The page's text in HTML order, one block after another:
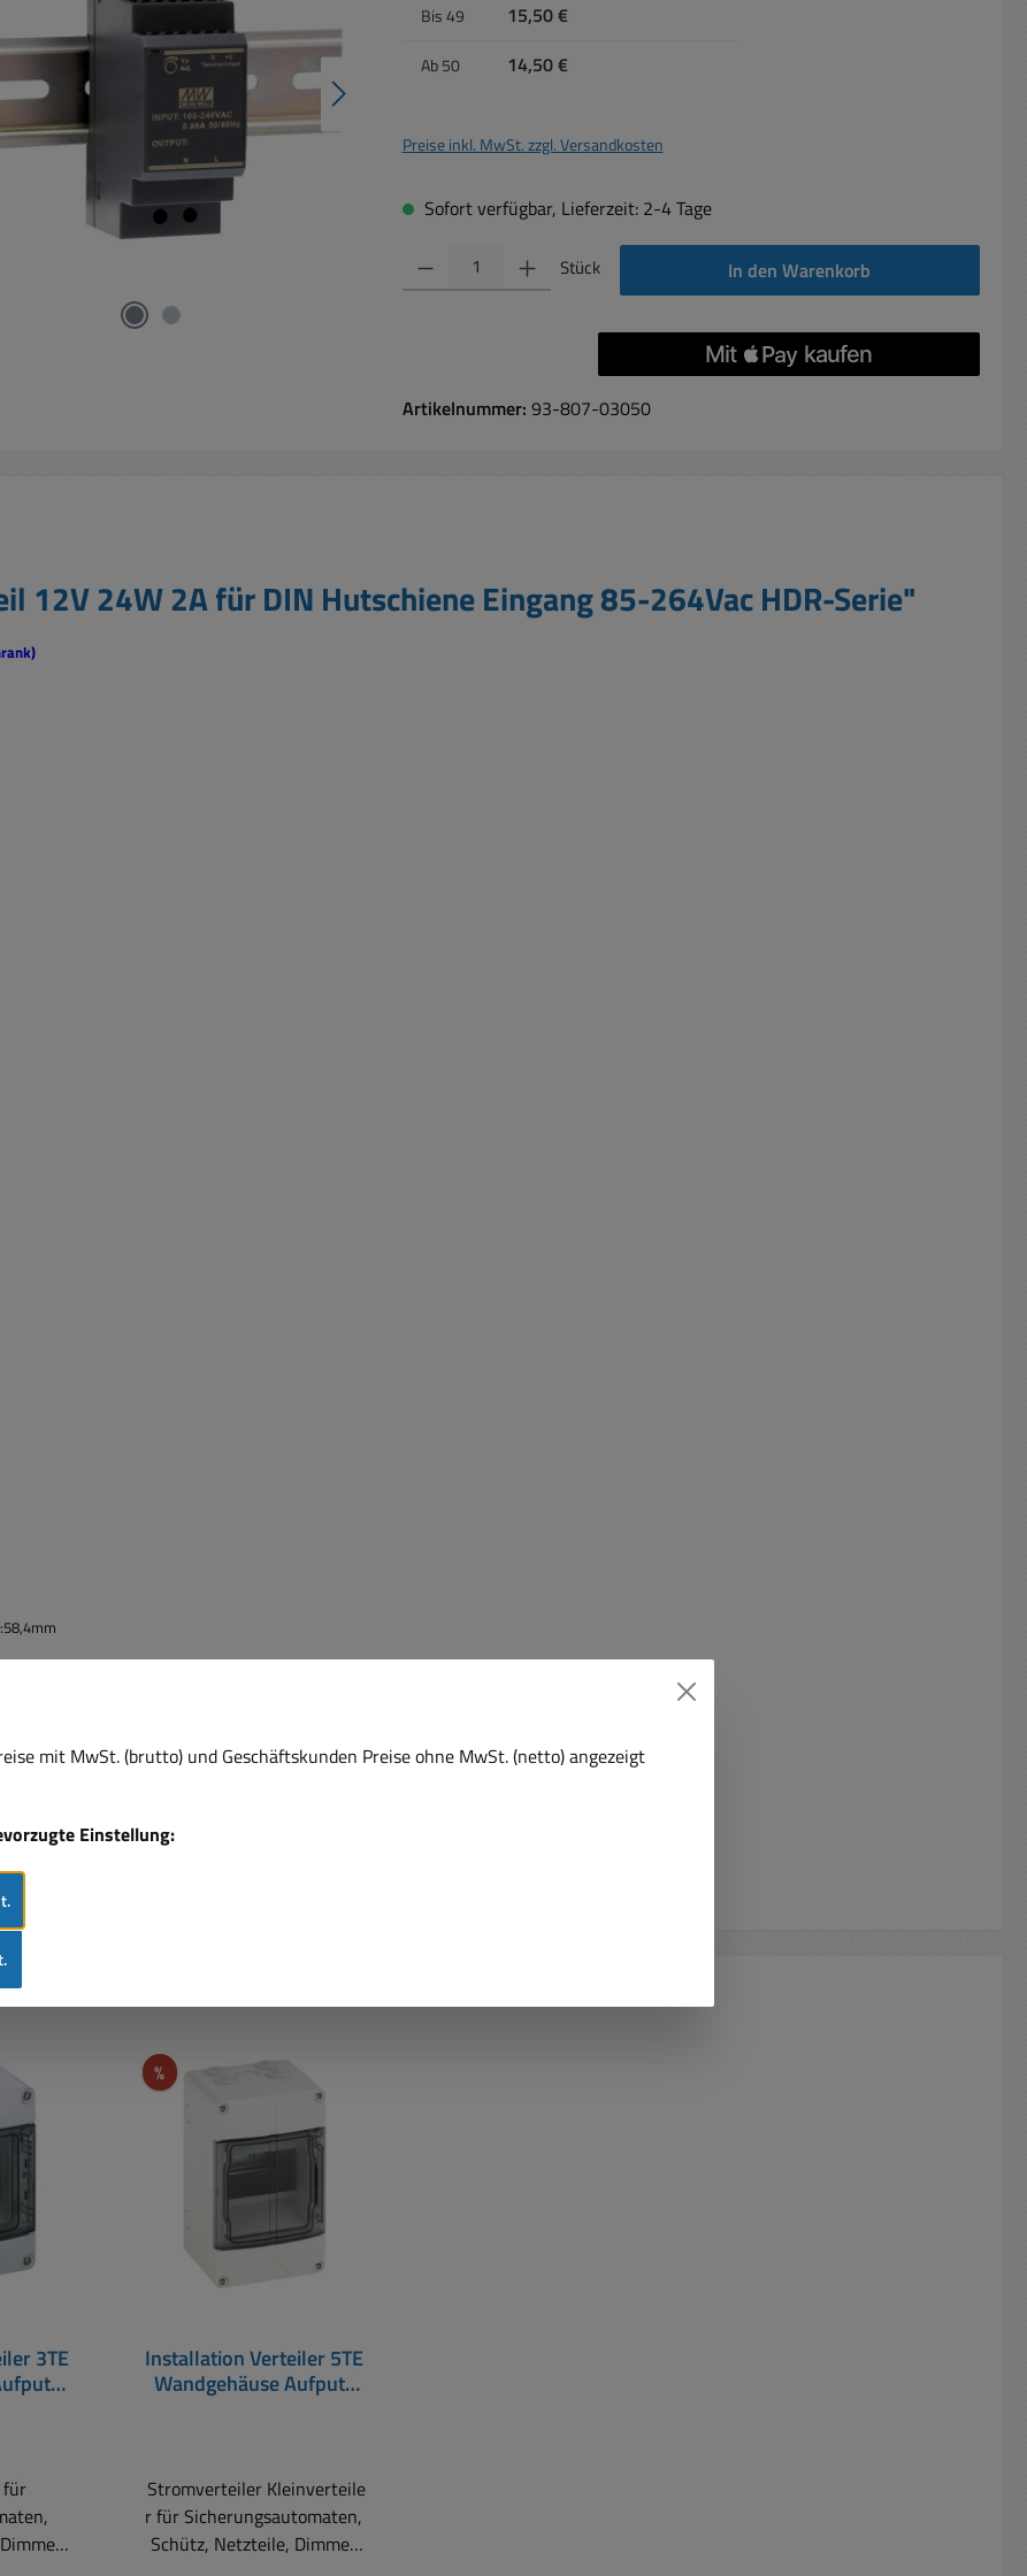
Bis49 15,50 €
Ab50 14,50 €
Preise inkl. MwSt. zzgl. Versandkosten
Sofort verfügbar, Lieferzeit: 2-4 Tage
Produkt Anzahl: Gib den gewünschten Wert ein oder benutze die Schaltflächen um die
Stück In den Warenkorb
Artikelnummer: 93-807-03050
24W 2A für DIN Hutschiene Eingang 85-264Vac HDR-Serie"
3TE
%Rabatt
Installation Verteiler 5TE
Wandgehäuse Aufputz
Stromverteiler Kleinverteile
r für Sicherungsautomaten,
Schütz, Netzteile, Dimmer
mit MwSt. (brutto) und Geschäftskunden Preise ohne MwSt. (netto) angezeigt
Einstellung: